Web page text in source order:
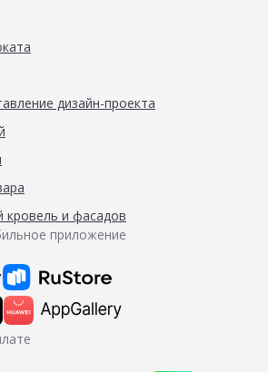
дизайн-проекта
кровель и фасадов
приложение